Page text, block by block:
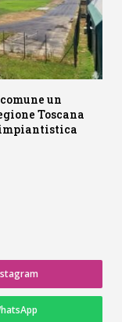
un
Toscana